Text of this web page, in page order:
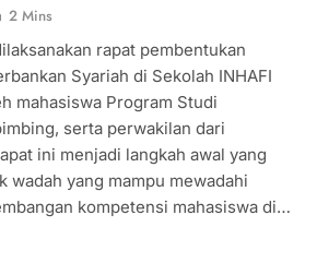
2 Mins
rapat pembentukan
Syariah di Sekolah INHAFI
mahasiswa Program Studi
serta perwakilan dari
ini menjadi langkah awal yang
wadah yang mampu mewadahi
kompetensi mahasiswa di…